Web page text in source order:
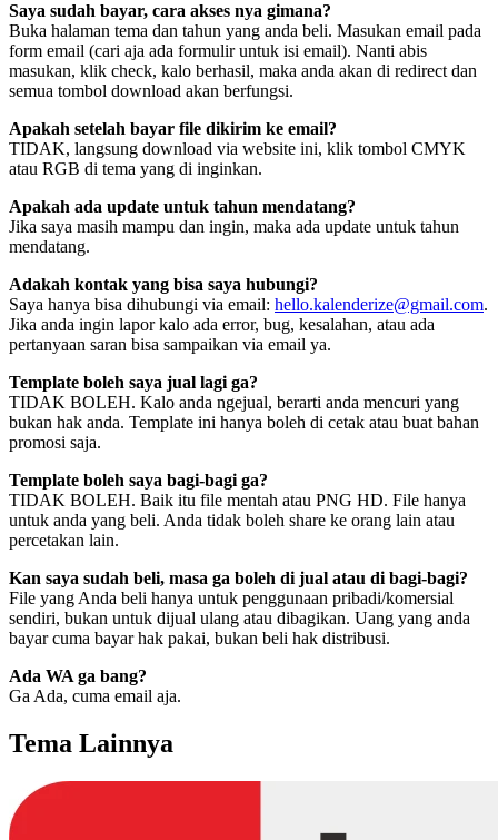
Saya sudah bayar, cara akses nya gimana?
Buka halaman tema dan tahun yang anda beli. Masukan email pada
form email (cari aja ada formulir untuk isi email). Nanti abis
masukan, klik check, kalo berhasil, maka anda akan di redirect dan
semua tombol download akan berfungsi.
Apakah setelah bayar file dikirim ke email?
TIDAK, langsung download via website ini, klik tombol CMYK
atau RGB di tema yang di inginkan.
Apakah ada update untuk tahun mendatang?
Jika saya masih mampu dan ingin, maka ada update untuk tahun
mendatang.
Adakah kontak yang bisa saya hubungi?
Saya hanya bisa dihubungi via email: hello.kalenderize@gmail.com.
Jika anda ingin lapor kalo ada error, bug, kesalahan, atau ada
pertanyaan saran bisa sampaikan via email ya.
Template boleh saya jual lagi ga?
TIDAK BOLEH. Kalo anda ngejual, berarti anda mencuri yang
bukan hak anda. Template ini hanya boleh di cetak atau buat bahan
promosi saja.
Template boleh saya bagi-bagi ga?
TIDAK BOLEH. Baik itu file mentah atau PNG HD. File hanya
untuk anda yang beli. Anda tidak boleh share ke orang lain atau
percetakan lain.
Kan saya sudah beli, masa ga boleh di jual atau di bagi-bagi?
File yang Anda beli hanya untuk penggunaan pribadi/komersial
sendiri, bukan untuk dijual ulang atau dibagikan. Uang yang anda
bayar cuma bayar hak pakai, bukan beli hak distribusi.
Ada WA ga bang?
Ga Ada, cuma email aja.
Tema Lainnya